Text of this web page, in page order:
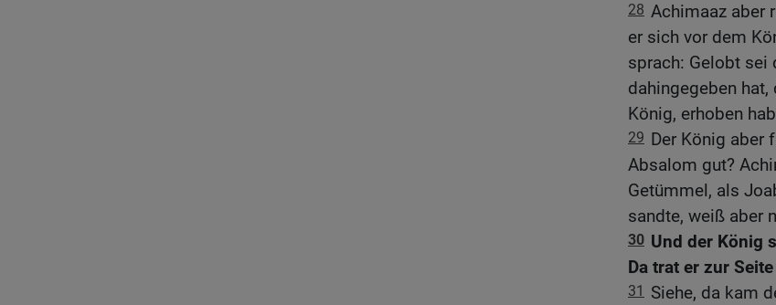
28 Achimaaz aber
er sich vor dem
sprach: Gelobt sei
dahingegeben hat,
König, erhoben
29 Der König aber
Absalom gut?
Getümmel, als
sandte, weiß aber
30 Und der König
Da trat er zur
31
Siehe, da kam